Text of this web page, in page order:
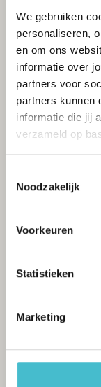
We gebruiken
personaliseren,
en om ons
informatie over
partners voor
partners kunnen
informatie die jij
verzameld op
Noodzakelijk
Voorkeuren
Statistieken
Marketing